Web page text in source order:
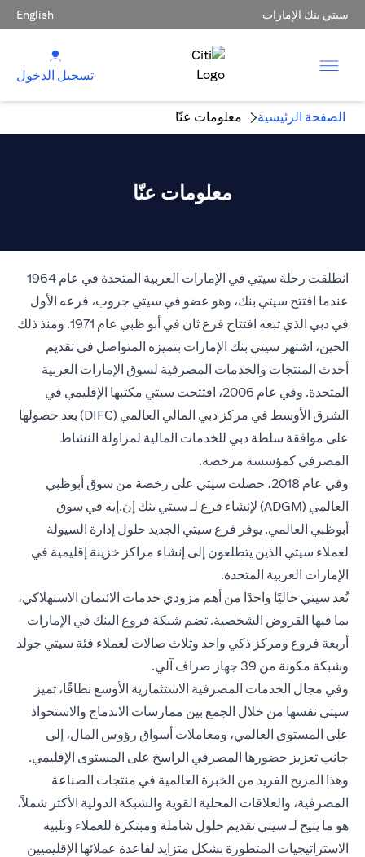
سيتي بنك الإمارات English
تسجيل الدخول
الصفحة الرئيسية معلومات عنّا
معلومات عنّا
انطلقت رحلة سيتي في الإمارات العربية المتحدة في عام 1964
عندما افتتح سيتي بنك، وهو عضو في سيتي جروب، فرعه الأول
في دبي الذي تبعه افتتاح فرع ثان في أبو ظبي عام 1971. ومنذ ذلك
الحين، اشتهر سيتي بنك الإمارات بتميزه المتواصل في تقديم
أحدث المنتجات والخدمات المصرفية لسوق الإمارات العربية
المتحدة. وفي عام 2006، افتتحت سيتي مكتبها الإقليمي في
الشرق الأوسط في مركز دبي المالي العالمي (DIFC) بعد حصولها
على موافقة سلطة دبي للخدمات المالية لمزاولة النشاط
المصرفي كمؤسسة مرخصة.
وفي عام 2018، حصلت سيتي على رخصة من سوق أبوظبي
العالمي (ADGM) لإنشاء فرع لـ سيتي بنك إن.إيه في سوق
أبوظبي العالمي. يوفر فرع سيتي الجديد حلول إدارة السيولة
لعملاء سيتي الذين يتطلعون إلى إنشاء مراكز خزينة إقليمية في
الإمارات العربية المتحدة.
تُعد سيتي حاليًا واحدًا من أهم مزودي خدمات الائتمان الاستهلاكي،
بما فيها القروض الشخصية. تضم شبكة فروع البنك في الإمارات
أربعة فروع ومركز ذكي واحد وثلاث صالات لعملاء فئة سيتي جولد
وشبكة مكونة من 39 جهاز صراف آلي.
وفي مجال الخدمات المصرفية الاستثمارية الأوسع نطاقًا، تميز
سيتي نفسها من خلال الجمع بين ممارسات الاندماج والاستحواذ
على المستوى العالمي، ومعاملات أسواق رؤوس المال، إلى
جانب تعزيز حضورها المصرفي الراسخ على المستوى الإقليمي.
وهذا المزيج الفريد من الخبرة العالمية في منتجات الصناعة
المصرفية، والعلاقات المحلية القوية والشبكة الدولية الأكثر شملاً،
هو ما يتيح لـ سيتي تقديم حلول شاملة ومبتكرة للعملاء وتلبية
الاستراتيجيات المتطورة بشكل متزايد لقاعدة عملائها الإقليميين